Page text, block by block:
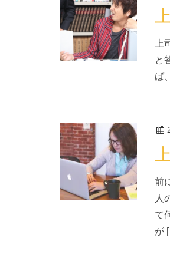
と
ば
前
人
て
が